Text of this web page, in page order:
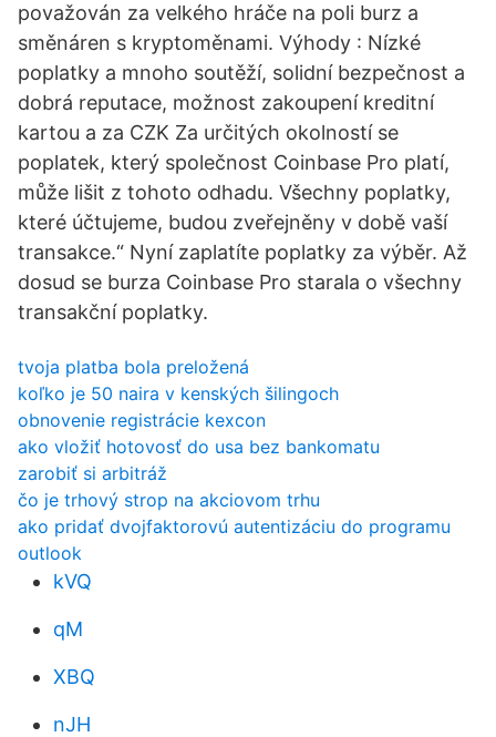
považován za velkého hráče na poli burz a
směnáren s kryptoměnami. Výhody : Nízké
poplatky a mnoho soutěží, solidní bezpečnost a
dobrá reputace, možnost zakoupení kreditní
kartou a za CZK Za určitých okolností se
poplatek, který společnost Coinbase Pro platí,
může lišit z tohoto odhadu. Všechny poplatky,
které účtujeme, budou zveřejněny v době vaší
transakce.“ Nyní zaplatíte poplatky za výběr. Až
dosud se burza Coinbase Pro starala o všechny
transakční poplatky.
tvoja platba bola preložená
koľko je 50 naira v kenských šilingoch
obnovenie registrácie kexcon
ako vložiť hotovosť do usa bez bankomatu
zarobiť si arbitráž
čo je trhový strop na akciovom trhu
ako pridať dvojfaktorovú autentizáciu do programu
outlook
kVQ
qM
XBQ
nJH